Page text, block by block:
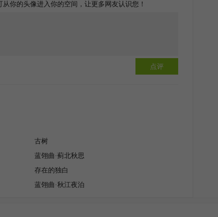
你的头像进入你的空间，让更多网友认识您！
点评
古树
蓝翎曲·蓟北秋思
存在的独白
蓝翎曲·秋江夜泊